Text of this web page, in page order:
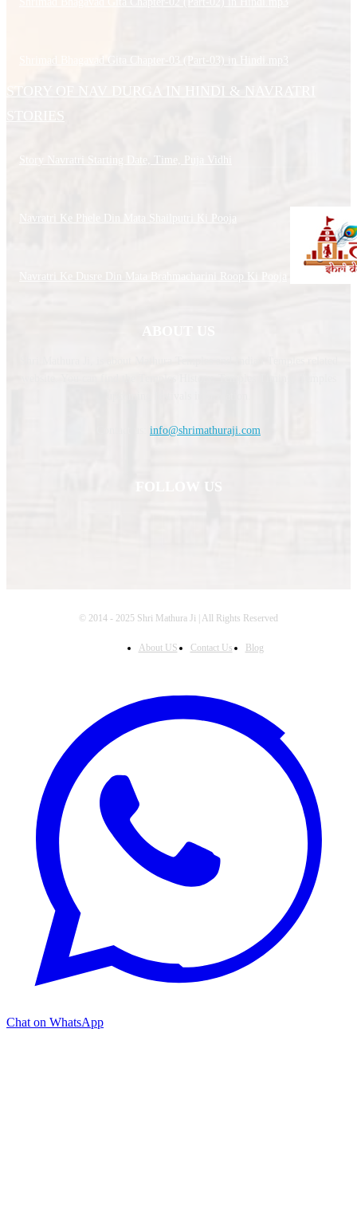
Shrimad Bhagavad Gita Chapter-03 (Part-03) in Hindi.mp3
STORY OF NAV DURGA IN HINDI & NAVRATRI
STORIES
Story Navratri Starting Date, Time, Puja Vidhi
Navratri Ke Phele Din Mata Shailputri Ki Pooja
Navratri Ke Dusre Din Mata Brahmacharini Roop Ki Pooja
info@shrimathuraji.com
FOLLOW US
© 2014 - 2025 Shri Mathura Ji | All Rights Reserved
About US Contact Us Blog
Chat on WhatsApp